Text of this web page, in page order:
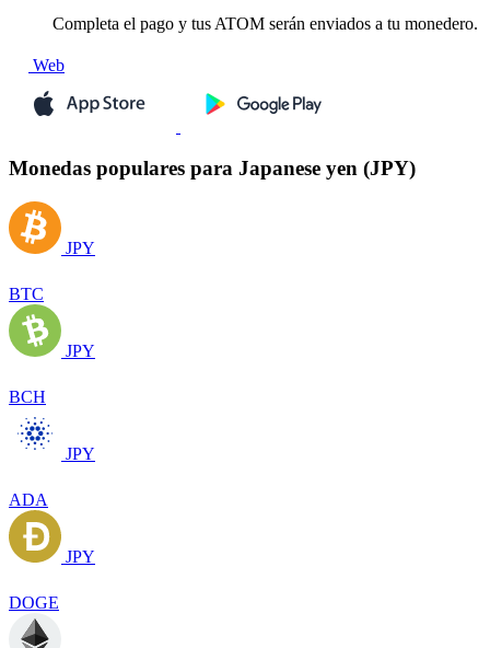
Completa el pago y tus ATOM serán enviados a tu monedero.
Web
Monedas populares para Japanese yen (JPY)
JPY
BTC
JPY
BCH
JPY
ADA
JPY
DOGE